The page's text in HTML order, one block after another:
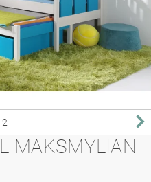
2
MAKSMYLIAN